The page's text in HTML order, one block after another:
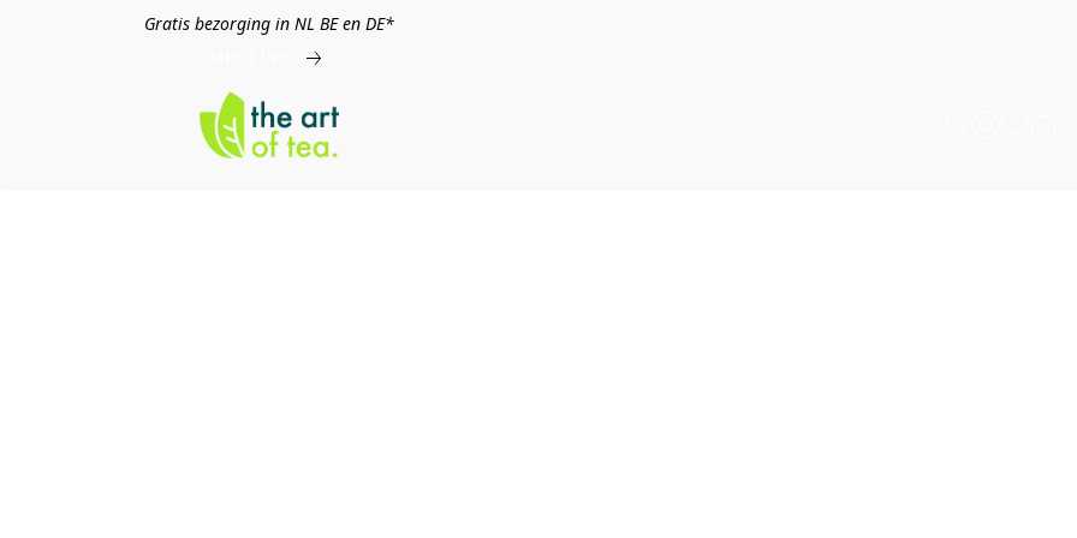
Gratis bezorging in NL BE en DE*